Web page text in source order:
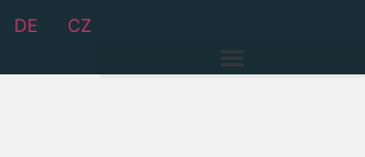
DE
CZ